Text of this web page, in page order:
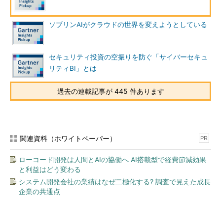
ソブリンAIがクラウドの世界を変えようとしている
セキュリティ投資の空振りを防ぐ「サイバーセキュ
リティBI」とは
過去の連載記事が 445 件あります
関連資料（ホワイトペーパー） PR
ローコード開発は人間とAIの協働へ AI搭載型で経費節減効果
と利益はどう変わる
システム開発会社の業績はなぜ二極化する? 調査で見えた成長
企業の共通点